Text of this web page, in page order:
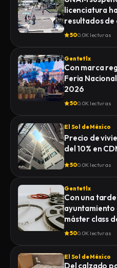
licenciatura
resultados de
500.0K lecturas
Gentetlx
Con marca
Feria
2026
500.0K lecturas
El Sol de México
Precio de
del 10% en
500.0K lecturas
Gentetlx
Con una
ayuntamiento
máster class
500.0K lecturas
El Sol de México
Del calzado